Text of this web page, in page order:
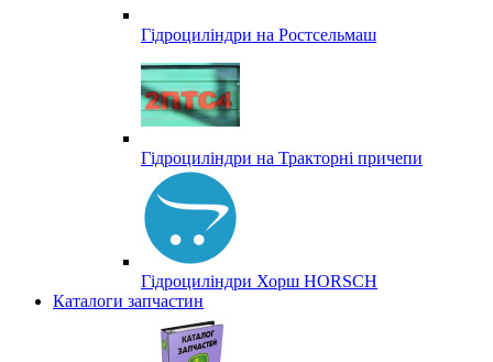
Гідроциліндри на Ростсельмаш
Гідроциліндри на Тракторні причепи
Гідроциліндри Хорш HORSCH
Каталоги запчастин